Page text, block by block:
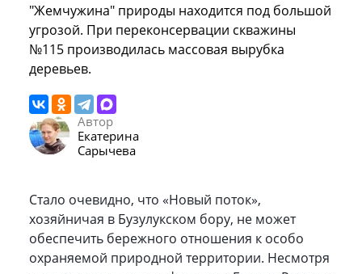
"Жемчужина" природы находится под большой
угрозой. При переконсервации скважины
№115 производилась массовая вырубка
деревьев.
Автор
Екатерина
Сарычева
Стало очевидно, что «Новый поток»,
хозяйничая в Бузулукском бору, не может
обеспечить бережного отношения к особо
охраняемой природной территории. Несмотря